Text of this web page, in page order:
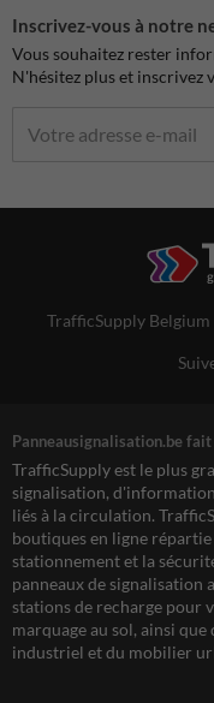
Inscrivez-vous à notre
Vous souhaitez rester
N'hésitez plus et inscrivez
TrafficSupply Belgium
Panneausignalisation.be
TrafficSupply est le plus
signalisation,
liés à la circulation.
boutiques en ligne
stationnement et la
panneaux de signalisation
stations de recharge pour
marquage au sol, ainsi
industriel et du mobilier